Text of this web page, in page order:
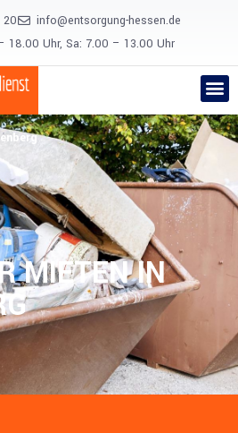
info@entsorgung-hessen.de
18.00 Uhr, Sa: 7.00 – 13.00 Uhr
MIETEN IN